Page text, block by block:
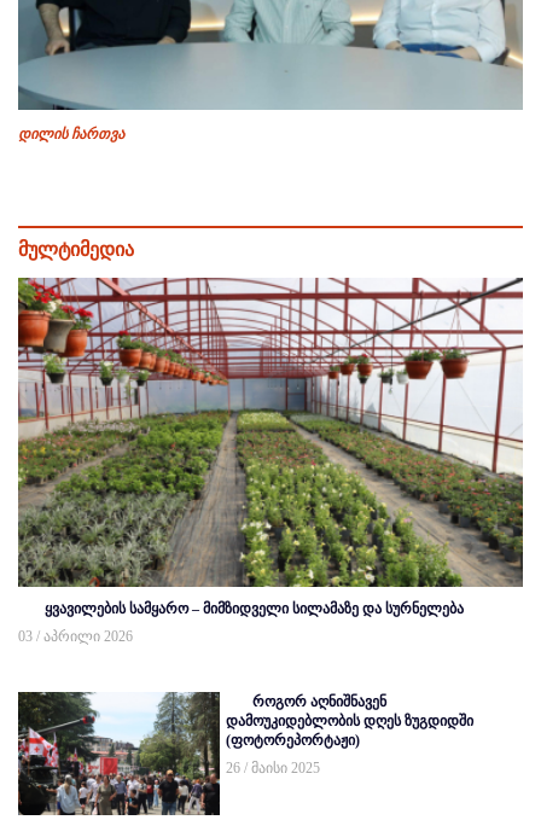
დილის ჩართვა
მულტიმედია
ყვავილების სამყარო – მიმზიდველი სილამაზე და სურნელება
03 / აპრილი 2026
როგორ აღნიშნავენ
დამოუკიდებლობის დღეს ზუგდიდში
(ფოტორეპორტაჟი)
26 / მაისი 2025